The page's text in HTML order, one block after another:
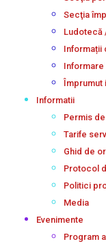
Secţia
Ludotecă
Informații
Informatii
Permis
Tarife
Ghid de
Protocol
Politici
Media
Evenimente
Program